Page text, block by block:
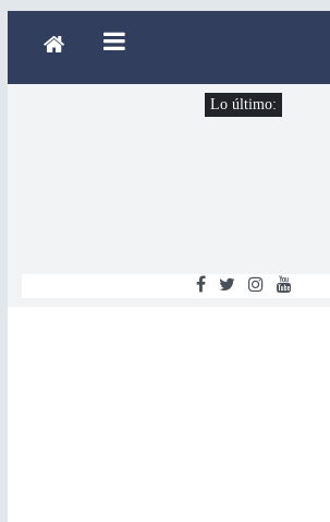
Lo último: